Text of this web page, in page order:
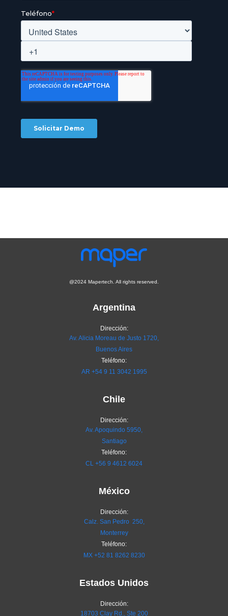
@2024 Mapertech. All rights reserved.
Argentina
Dirección:
Av. Alicia Moreau de Justo 1720,
Buenos Aires
Teléfono:
AR +54 9 11 3042 1995
Chile
Dirección:
Av. Apoquindo 5950,
Santiago
Teléfono:
CL +56 9 4612 6024
México
Dirección:
Calz. San Pedro 250,
Monterrey
Teléfono:
MX +52 81 8262 8230
Estados Unidos
Dirección:
18703 Clay Rd., Ste 200